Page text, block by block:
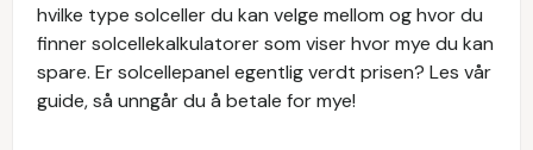
hvilke type solceller du kan velge mellom og hvor du
finner solcellekalkulatorer som viser hvor mye du kan
spare. Er solcellepanel egentlig verdt prisen? Les vår
guide, så unngår du å betale for mye!